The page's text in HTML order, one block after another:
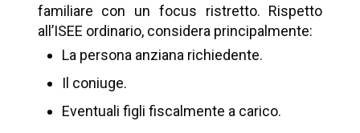
familiare con un focus ristretto. Rispetto
all’ISEE ordinario, considera principalmente:
La persona anziana richiedente.
Il coniuge.
Eventuali figli fiscalmente a carico.